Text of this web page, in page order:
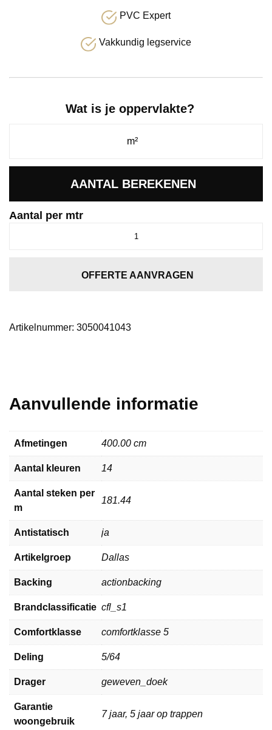
PVC Expert
Vakkundig legservice
Wat is je oppervlakte?
AANTAL BEREKENEN
Aantal per mtr
OFFERTE AANVRAGEN
Artikelnummer: 3050041043
Aanvullende informatie
Afmetingen 400.00 cm
Aantal kleuren 14
Aantal steken per
m
181.44
Antistatisch ja
Artikelgroep Dallas
Backing actionbacking
Brandclassificatie cfl_s1
Comfortklasse comfortklasse 5
Deling 5/64
Drager geweven_doek
Garantie
woongebruik
7 jaar, 5 jaar op trappen